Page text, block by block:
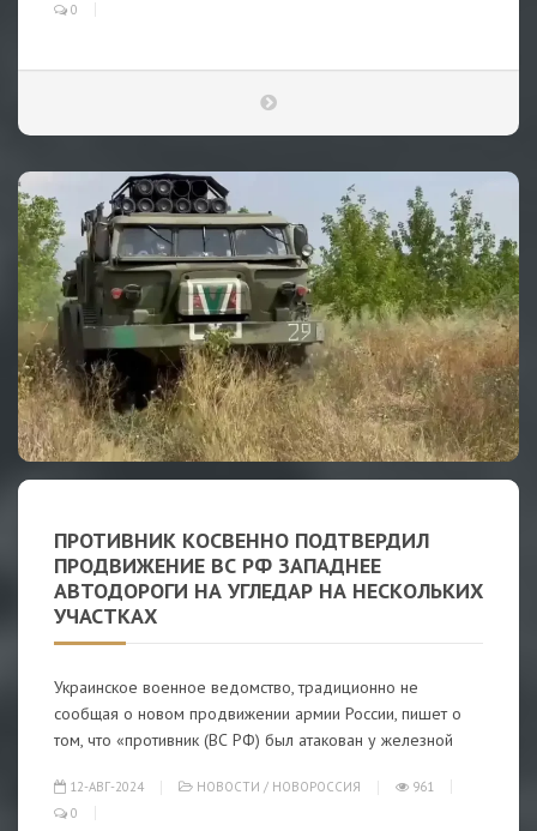
0
ПРОТИВНИК КОСВЕННО ПОДТВЕРДИЛ
ПРОДВИЖЕНИЕ ВС РФ ЗАПАДНЕЕ
АВТОДОРОГИ НА УГЛЕДАР НА НЕСКОЛЬКИХ
УЧАСТКАХ
Украинское военное ведомство, традиционно не
сообщая о новом продвижении армии России, пишет о
том, что «противник (ВС РФ) был атакован у железной
12-АВГ-2024 НОВОСТИ / НОВОРОССИЯ
961
0